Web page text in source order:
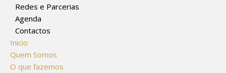
Redes e Parcerias
Agenda
Contactos
Inicio
Quem Somos
O que fazemos